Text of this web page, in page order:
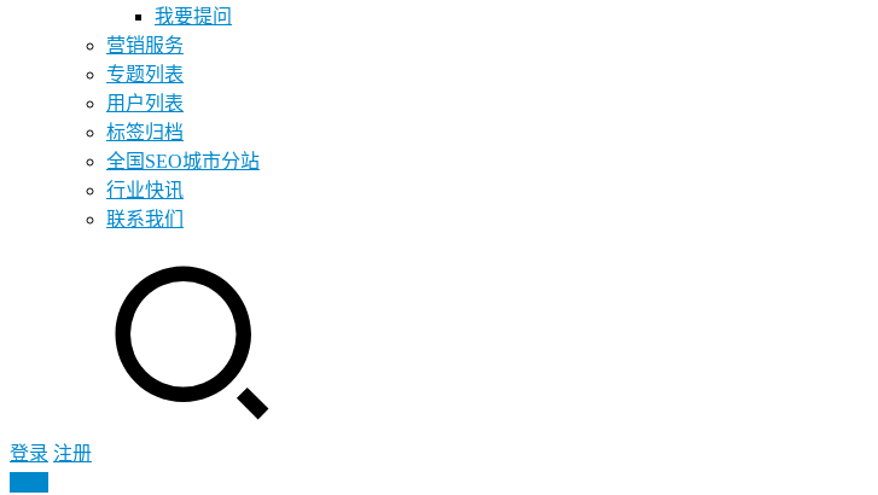
我要提问
营销服务
专题列表
用户列表
标签归档
全国SEO城市分站
行业快讯
联系我们
登录 注册